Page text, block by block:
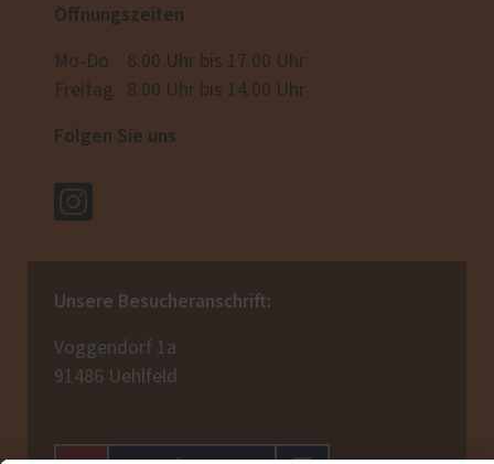
Öffnungszeiten
Mo-Do 8.00 Uhr bis 17.00 Uhr
Freitag 8.00 Uhr bis 14.00 Uhr
Folgen Sie uns
Unsere Besucheranschrift:
Voggendorf 1a
91486 Uehlfeld